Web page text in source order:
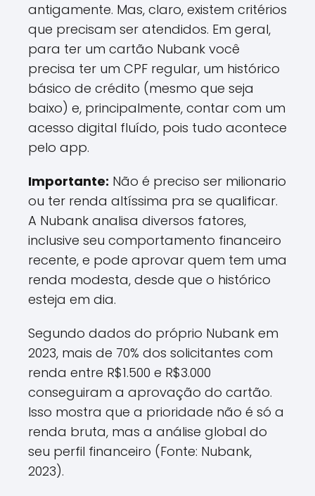
antigamente. Mas, claro, existem critérios
que precisam ser atendidos. Em geral,
para ter um cartão Nubank você
precisa ter um CPF regular, um histórico
básico de crédito (mesmo que seja
baixo) e, principalmente, contar com um
acesso digital fluído, pois tudo acontece
pelo app.
Importante: Não é preciso ser milionario
ou ter renda altíssima pra se qualificar.
A Nubank analisa diversos fatores,
inclusive seu comportamento financeiro
recente, e pode aprovar quem tem uma
renda modesta, desde que o histórico
esteja em dia.
Segundo dados do próprio Nubank em
2023, mais de 70% dos solicitantes com
renda entre R$1.500 e R$3.000
conseguiram a aprovação do cartão.
Isso mostra que a prioridade não é só a
renda bruta, mas a análise global do
seu perfil financeiro (Fonte: Nubank,
2023).